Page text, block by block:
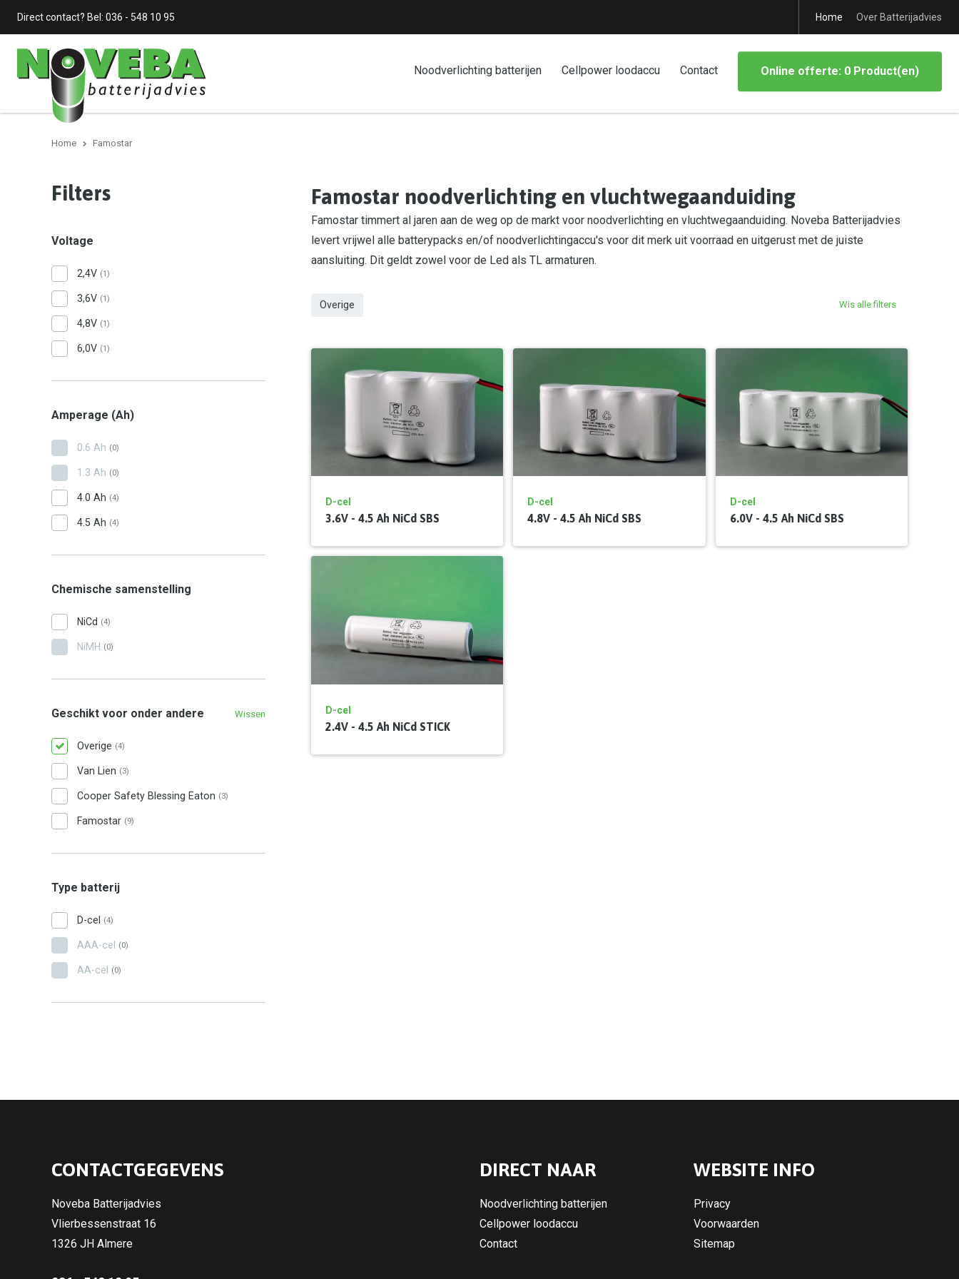
Direct contact? Bel: 036 - 548 10 95 Home Over Batterijadvies
Noodverlichting batterijen Cellpower loodaccu Contact Online offerte: 0 Product(en)
Home Famostar
Famostar noodverlichting en vluchtwegaanduiding
Famostar timmert al jaren aan de weg op de markt voor noodverlichting en vluchtwegaanduiding. Noveba Batterijadvies
levert vrijwel alle batterypacks en/of noodverlichtingaccu's voor dit merk uit voorraad en uitgerust met de juiste
aansluiting. Dit geldt zowel voor de Led als TL armaturen.
Overige Wis alle filters
D-cel
3.6V - 4.5 Ah NiCd SBS
D-cel
4.8V - 4.5 Ah NiCd SBS
D-cel
6.0V - 4.5 Ah NiCd SBS
D-cel
2.4V - 4.5 Ah NiCd STICK
Filters
Voltage
2,4V (1)
3,6V (1)
4,8V (1)
6,0V (1)
Amperage (Ah)
0.6 Ah (0)
1.3 Ah (0)
4.0 Ah (4)
4.5 Ah (4)
Chemische samenstelling
NiCd (4)
NiMH (0)
Geschikt voor onder andere Wissen
Overige (4)
Van Lien (3)
Cooper Safety Blessing Eaton (3)
Famostar (9)
Type batterij
D-cel (4)
AAA-cel (0)
AA-cel (0)
CONTACTGEGEVENS
Noveba Batterijadvies
Vlierbessenstraat 16
1326 JH Almere
DIRECT NAAR
Noodverlichting batterijen
Cellpower loodaccu
Contact
WEBSITE INFO
Privacy
Voorwaarden
Sitemap